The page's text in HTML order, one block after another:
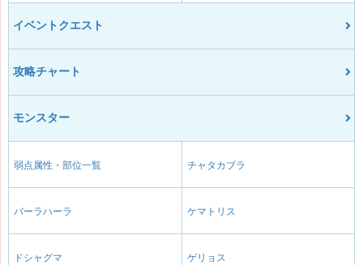
イベントクエスト
攻略チャート
モンスター
弱点属性・部位一覧 チャタカブラ
バーラハーラ ケマトリス
ドシャグマ ゲリョス